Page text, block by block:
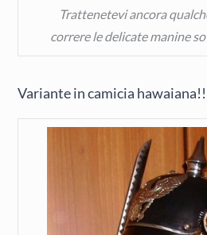
Trattenetevi ancora
correre le delicate manine
Variante in camicia